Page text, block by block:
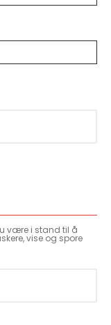
være i stand til å
vise og spore